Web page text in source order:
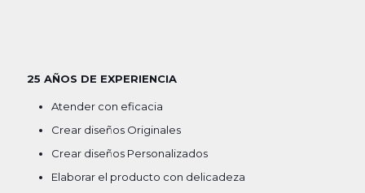
25 AÑOS DE EXPERIENCIA
Atender con eficacia
Crear diseños Originales
Crear diseños Personalizados
Elaborar el producto con delicadeza